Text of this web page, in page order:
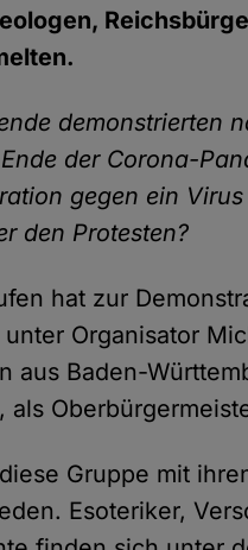
demonstrierten
der Corona-
gegen ein
den Protesten?
hat zur
Organisator
aus Baden-
Gruppe mit
Esoteriker,